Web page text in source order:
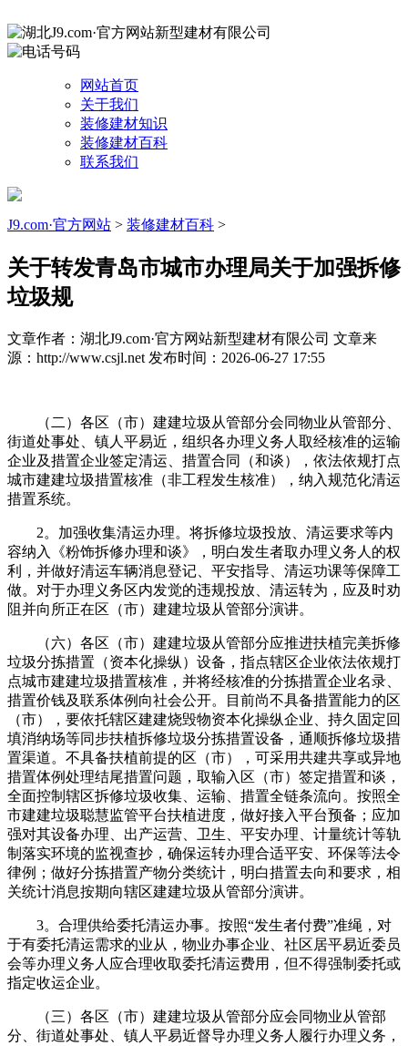
网站首页
关于我们
装修建材知识
装修建材百科
联系我们
J9.com·官方网站 > 装修建材百科 >
关于转发青岛市城市办理局关于加强拆修
垃圾规
文章作者：湖北J9.com·官方网站新型建材有限公司 文章来
源：http://www.csjl.net 发布时间：2026-06-27 17:55
（二）各区（市）建建垃圾从管部分会同物业从管部分、
街道处事处、镇人平易近，组织各办理义务人取经核准的运输
企业及措置企业签定清运、措置合同（和谈），依法依规打点
城市建建垃圾措置核准（非工程发生核准），纳入规范化清运
措置系统。
2。加强收集清运办理。将拆修垃圾投放、清运要求等内
容纳入《粉饰拆修办理和谈》，明白发生者取办理义务人的权
利，并做好清运车辆消息登记、平安指导、清运功课等保障工
做。对于办理义务区内发觉的违规投放、清运转为，应及时劝
阻并向所正在区（市）建建垃圾从管部分演讲。
（六）各区（市）建建垃圾从管部分应推进扶植完美拆修
垃圾分拣措置（资本化操纵）设备，指点辖区企业依法依规打
点城市建建垃圾措置核准，并将经核准的分拣措置企业名录、
措置价钱及联系体例向社会公开。目前尚不具备措置能力的区
（市），要依托辖区建建烧毁物资本化操纵企业、持久固定回
填消纳场等同步扶植拆修垃圾分拣措置设备，通顺拆修垃圾措
置渠道。不具备扶植前提的区（市），可采用共建共享或异地
措置体例处理结尾措置问题，取输入区（市）签定措置和谈，
全面控制辖区拆修垃圾收集、运输、措置全链条流向。按照全
市建建垃圾聪慧监管平台扶植进度，做好接入平台预备；应加
强对其设备办理、出产运营、卫生、平安办理、计量统计等轨
制落实环境的监视查抄，确保运转办理合适平安、环保等法令
律例；做好分拣措置产物分类统计，明白措置去向和要求，相
关统计消息按期向辖区建建垃圾从管部分演讲。
3。合理供给委托清运办事。按照“发生者付费”准绳，对
于有委托清运需求的业从，物业办事企业、社区居平易近委员
会等办理义务人应合理收取委托清运费用，但不得强制委托或
指定收运企业。
（三）各区（市）建建垃圾从管部分应会同物业从管部
分、街道处事处、镇人平易近督导办理义务人履行办理义务，